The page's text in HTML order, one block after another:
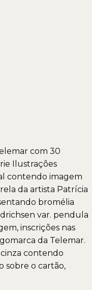
com 30
Ilustrações
contendo imagem
da artista Patrícia
bromélia
var. pendula
inscrições nas
da Telemar.
contendo
sobre o cartão,